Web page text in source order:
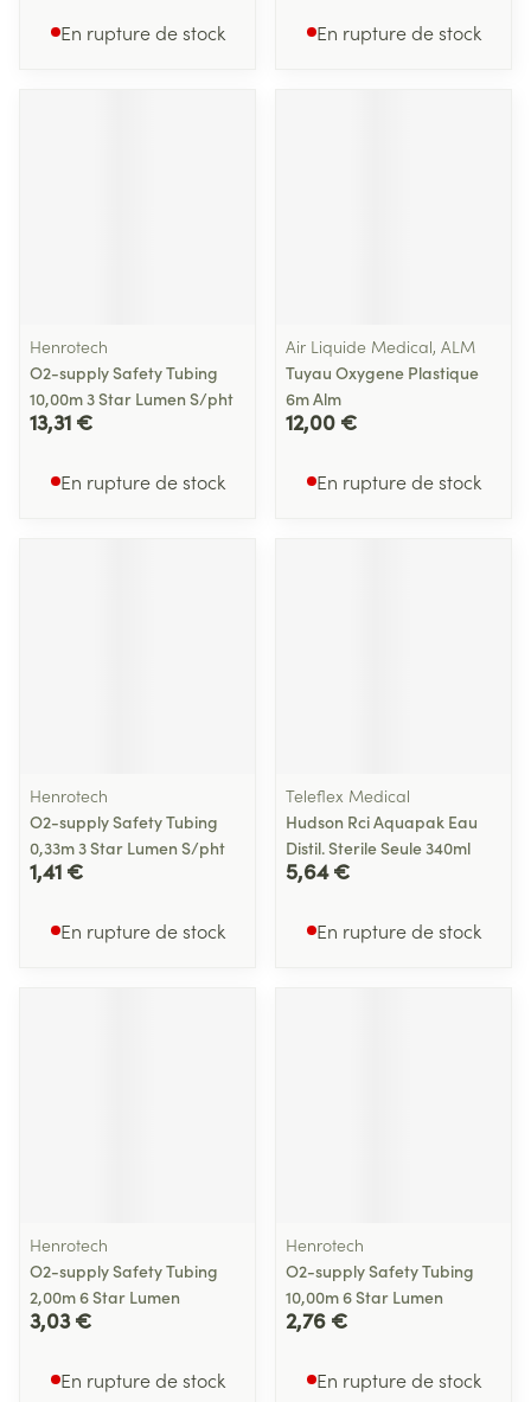
En rupture de stock En rupture de stock
Henrotech
O2-supply Safety Tubing
10,00m 3 Star Lumen S/pht
13,31 €
En rupture de stock
Air Liquide Medical, ALM
Tuyau Oxygene Plastique
6m Alm
12,00 €
En rupture de stock
Henrotech
O2-supply Safety Tubing
0,33m 3 Star Lumen S/pht
1,41 €
En rupture de stock
Teleflex Medical
Hudson Rci Aquapak Eau
Distil. Sterile Seule 340ml
5,64 €
En rupture de stock
Henrotech
O2-supply Safety Tubing
2,00m 6 Star Lumen
3,03 €
En rupture de stock
Henrotech
O2-supply Safety Tubing
10,00m 6 Star Lumen
2,76 €
En rupture de stock